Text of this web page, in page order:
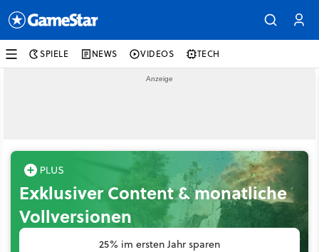
SPIELE NEWS VIDEOS TECH
Exklusiver Content & monatliche
Vollversionen
25% im ersten Jahr sparen